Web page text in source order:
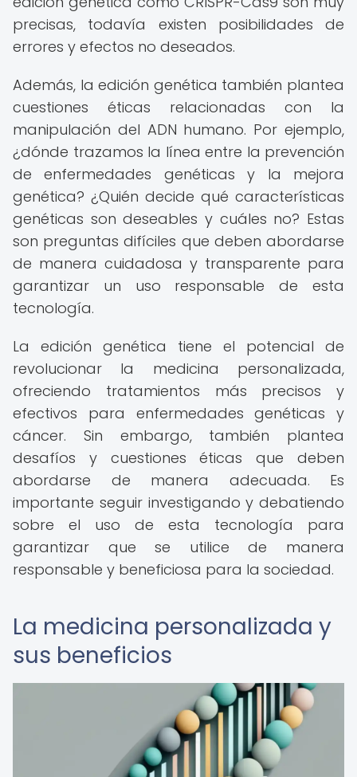
precisas, todavía existen posibilidades de
errores y efectos no deseados.
Además, la edición genética también plantea
cuestiones éticas relacionadas con la
manipulación del ADN humano. Por ejemplo,
¿dónde trazamos la línea entre la prevención
de enfermedades genéticas y la mejora
genética? ¿Quién decide qué características
genéticas son deseables y cuáles no? Estas
son preguntas difíciles que deben abordarse
de manera cuidadosa y transparente para
garantizar un uso responsable de esta
tecnología.
La edición genética tiene el potencial de
revolucionar la medicina personalizada,
ofreciendo tratamientos más precisos y
efectivos para enfermedades genéticas y
cáncer. Sin embargo, también plantea
desafíos y cuestiones éticas que deben
abordarse de manera adecuada. Es
importante seguir investigando y debatiendo
sobre el uso de esta tecnología para
garantizar que se utilice de manera
responsable y beneficiosa para la sociedad.
La medicina personalizada y
sus beneficios